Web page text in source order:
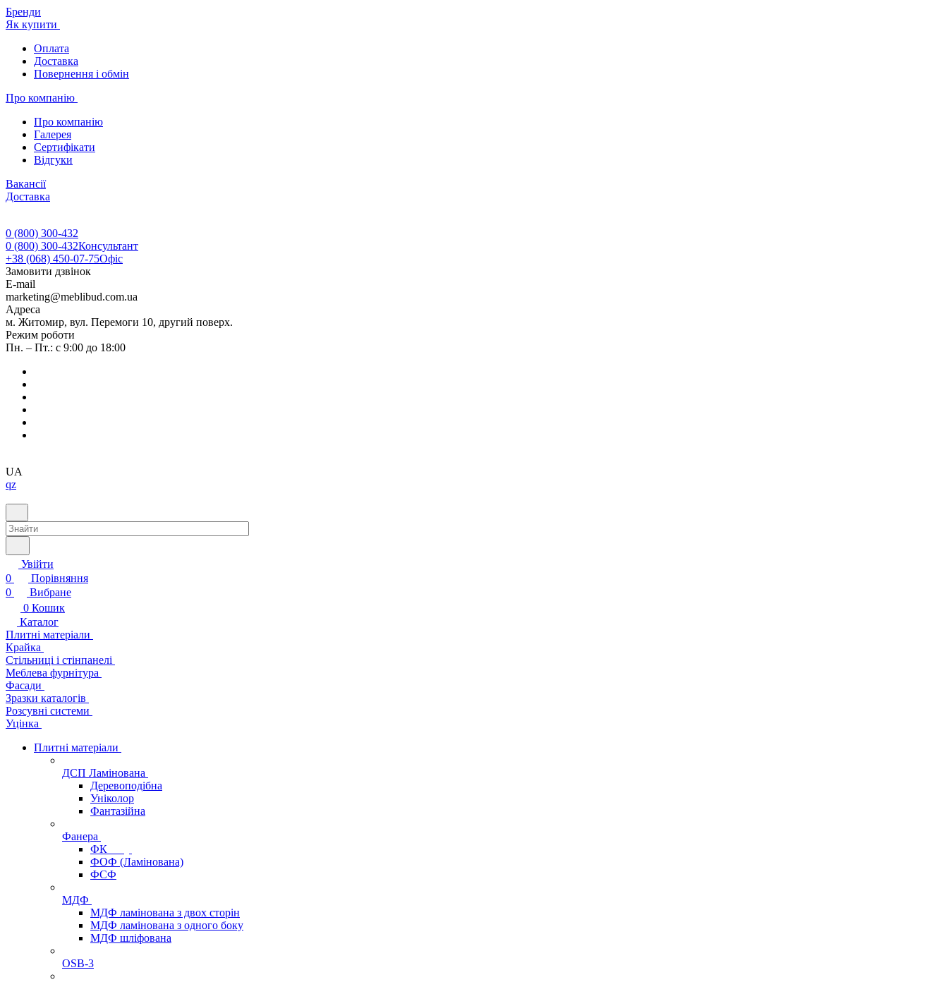
Бренди
Як купити
Оплата
Доставка
Повернення і обмін
Про компанію
Про компанію
Галерея
Сертифікати
Відгуки
Вакансії
Доставка
0 (800) 300-432
0 (800) 300-432Консультант
+38 (068) 450-07-75Офіс
Замовити дзвінок
E-mail
marketing@meblibud.com.ua
Адреса
м. Житомир, вул. Перемоги 10, другий поверх.
Режим роботи
Пн. – Пт.: с 9:00 до 18:00
UA
qz
Увійти
0
Порівняння
0
Вибране
0 Кошик
Каталог
Плитні матеріали
Крайка
Стільниці і стінпанелі
Меблева фурнітура
Фасади
Зразки каталогів
Розсувні системи
Уцінка
Плитні матеріали
ДСП Ламінована
Деревоподібна
Уніколор
Фантазійна
Фанера
ФК
ФОФ (Ламінована)
ФСФ
МДФ
МДФ ламінована з двох сторін
МДФ ламінована з одного боку
МДФ шліфована
OSB-3